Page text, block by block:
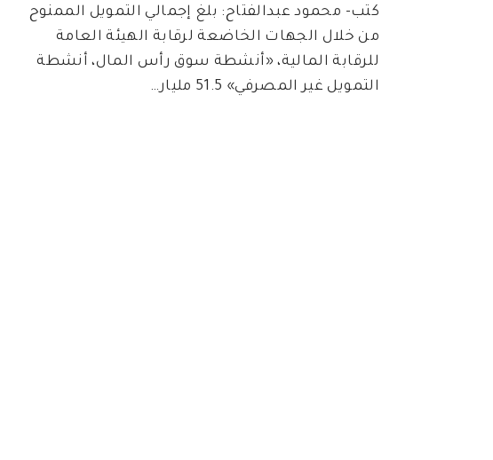
كتب- محمود عبدالفتاح: بلغ إجمالي التمويل الممنوح
من خلال الجهات الخاضعة لرقابة الهيئة العامة
للرقابة المالية، «أنشطة سوق رأس المال، أنشطة
التمويل غير المصرفي» 51.5 مليار…